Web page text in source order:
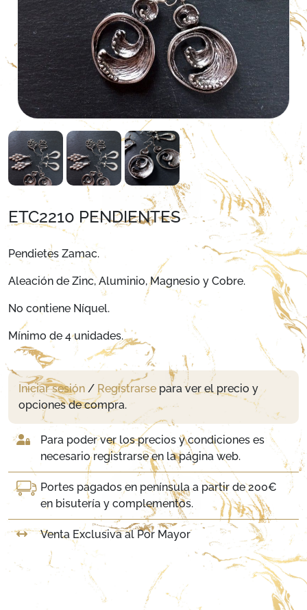
ETC2210 PENDIENTES
Pendietes Zamac.
Aleación de Zinc, Aluminio, Magnesio y Cobre.
No contiene Níquel.
Mínimo de 4 unidades.
Iniciar sesión / Registrarse para ver el precio y
opciones de compra.
Para poder ver los precios y condiciones es
necesario registrarse en la página web.
Portes pagados en península a partir de 200€
en bisutería y complementos.
Venta Exclusiva al Por Mayor